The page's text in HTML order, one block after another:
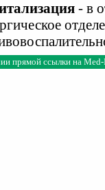
- в
прямой ссылки на